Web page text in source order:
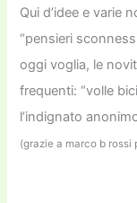
Qui d’idee e varie
“pensieri
oggi voglia, le
frequenti: “volle
l’indignato
(grazie a marco b rossi